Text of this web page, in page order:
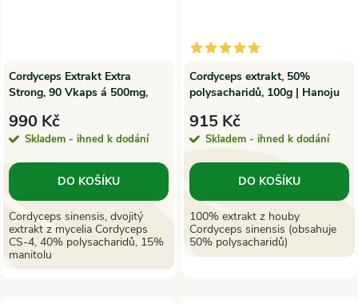
Cordyceps Extrakt Extra
Strong, 90 Vkaps á 500mg,
990 Kč
Skladem - ihned k dodání
DO KOŠÍKU
Cordyceps sinensis, dvojitý
extrakt z mycelia Cordyceps
CS-4, 40% polysacharidů, 15%
manitolu
Cordyceps extrakt, 50%
polysacharidů, 100g | Hanoju
915 Kč
Skladem - ihned k dodání
DO KOŠÍKU
100% extrakt z houby
Cordyceps sinensis (obsahuje
50% polysacharidů)